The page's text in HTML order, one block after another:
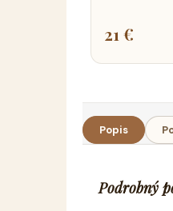
21 €
Popis
Podrobný